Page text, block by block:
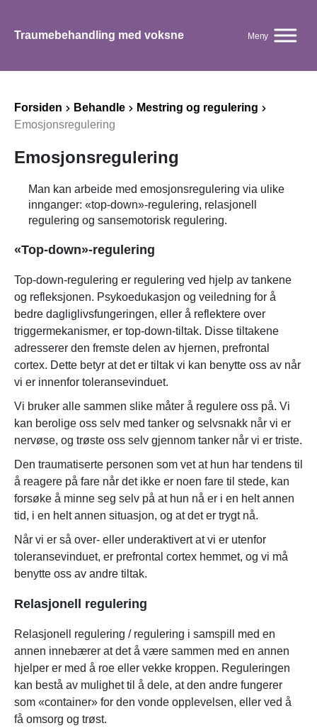
Traumebehandling med voksne Meny
Forsiden Behandle
Mestring og regulering
Emosjonsregulering
Emosjonsregulering
Man kan arbeide med emosjonsregulering via ulike
innganger: «top-down»-regulering, relasjonell
regulering og sansemotorisk regulering.
«Top-down»-regulering
Top-down-regulering er regulering ved hjelp av tankene
og refleksjonen. Psykoedukasjon og veiledning for å
bedre dagliglivsfungeringen, eller å reflektere over
triggermekanismer, er top-down-tiltak. Disse tiltakene
adresserer den fremste delen av hjernen, prefrontal
cortex. Dette betyr at det er tiltak vi kan benytte oss av når
vi er innenfor toleransevinduet.
Vi bruker alle sammen slike måter å regulere oss på. Vi
kan berolige oss selv med tanker og selvsnakk når vi er
nervøse, og trøste oss selv gjennom tanker når vi er triste.
Den traumatiserte personen som vet at hun har tendens til
å reagere på fare når det ikke er noen fare til stede, kan
forsøke å minne seg selv på at hun nå er i en helt annen
tid, i en helt annen situasjon, og at det er trygt nå.
Når vi er så over- eller underaktivert at vi er utenfor
toleransevinduet, er prefrontal cortex hemmet, og vi må
benytte oss av andre tiltak.
Relasjonell regulering
Relasjonell regulering / regulering i samspill med en
annen innebærer at det å være sammen med en annen
hjelper er med å roe eller vekke kroppen. Reguleringen
kan bestå av mulighet til å dele, at den andre fungerer
som «container» for den vonde opplevelsen, eller ved å
få omsorg og trøst.